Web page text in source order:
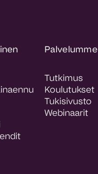
Palvelumme
Tutkimus
Koulutukset
Tukisivusto
Webinaarit